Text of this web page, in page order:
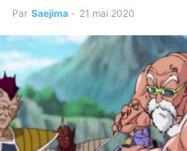
Par Saejima - 21 mai 2020